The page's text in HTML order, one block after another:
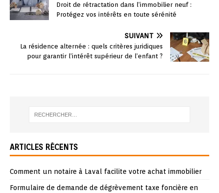
Droit de rétractation dans l’immobilier neuf :
Protégez vos intérêts en toute sérénité
SUIVANT
La résidence alternée : quels critères juridiques
pour garantir l’intérêt supérieur de l’enfant ?
ARTICLES RÉCENTS
Comment un notaire à Laval facilite votre achat immobilier
Formulaire de demande de dégrèvement taxe foncière en